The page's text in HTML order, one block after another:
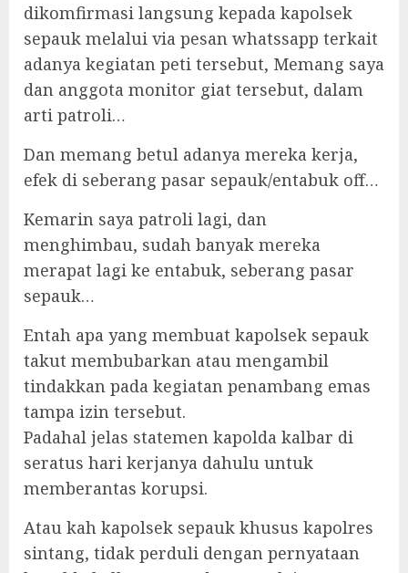
dikomfirmasi langsung kepada kapolsek
sepauk melalui via pesan whatssapp terkait
adanya kegiatan peti tersebut, Memang saya
dan anggota monitor giat tersebut, dalam
arti patroli…
Dan memang betul adanya mereka kerja,
efek di seberang pasar sepauk/entabuk off…
Kemarin saya patroli lagi, dan
menghimbau, sudah banyak mereka
merapat lagi ke entabuk, seberang pasar
sepauk…
Entah apa yang membuat kapolsek sepauk
takut membubarkan atau mengambil
tindakkan pada kegiatan penambang emas
tampa izin tersebut.
Padahal jelas statemen kapolda kalbar di
seratus hari kerjanya dahulu untuk
memberantas korupsi.
Atau kah kapolsek sepauk khusus kapolres
sintang, tidak perduli dengan pernyataan